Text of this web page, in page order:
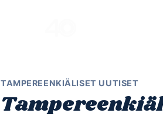
TAMPEREENKIÄLISET UUTISET